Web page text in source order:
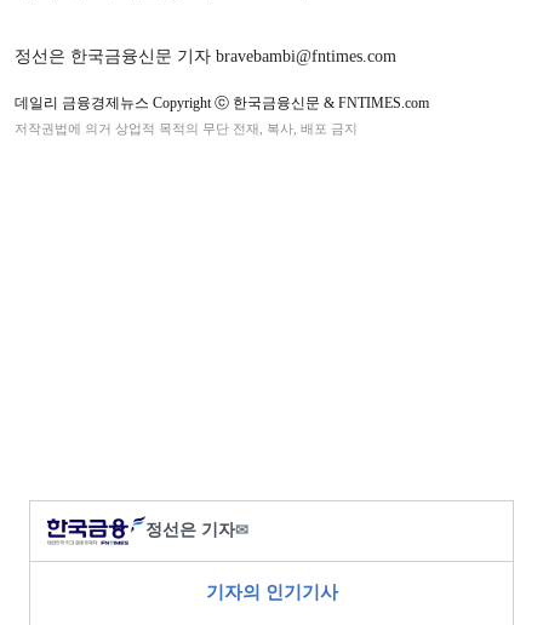
정선은 한국금융신문 기자 bravebambi@fntimes.com
데일리 금융경제뉴스 Copyright ⓒ 한국금융신문 & FNTIMES.com
저작권법에 의거 상업적 목적의 무단 전재, 복사, 배포 금지
정선은 기자✉
기자의 인기기사